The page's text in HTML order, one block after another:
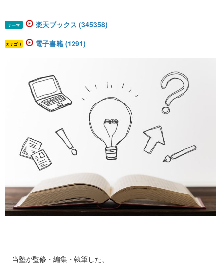
テーマ 楽天ブックス (345358)
カテゴリ 電子書籍 (1291)
当塾が監修・編集・執筆した、